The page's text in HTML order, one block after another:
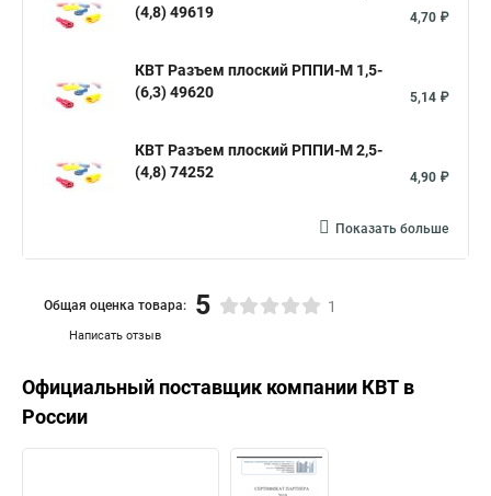
(4,8) 49619
4,70 ₽
КВТ Разъем плоский РППИ-М 1,5-
(6,3) 49620
5,14 ₽
КВТ Разъем плоский РППИ-М 2,5-
(4,8) 74252
4,90 ₽
Показать больше
Написать отзыв
Общая оценка товара: 5 1
Официальный поставщик компании КВТ в
России